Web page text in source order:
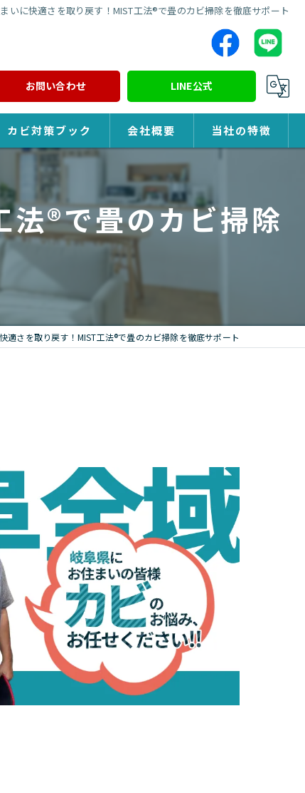
いに快適さを取り戻す！MIST工法®で畳のカビ掃除を徹底サポート
お問い合わせ LINE公式
カビ対策ブック 会社概要 当社の特徴
除カビ
®で畳のカビ掃除
適さを取り戻す！MIST工法®で畳のカビ掃除を徹底サポート